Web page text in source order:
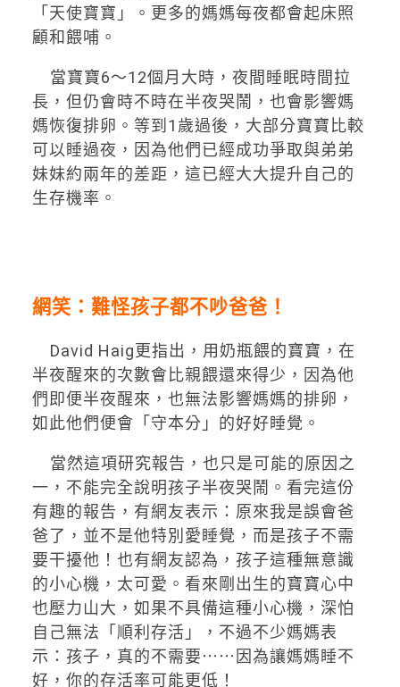
「天使寶寶」。更多的媽媽每夜都會起床照
顧和餵哺。
當寶寶6～12個月大時，夜間睡眠時間拉
長，但仍會時不時在半夜哭鬧，也會影響媽
媽恢復排卵。等到1歲過後，大部分寶寶比較
可以睡過夜，因為他們已經成功爭取與弟弟
妹妹約兩年的差距，這已經大大提升自己的
生存機率。
網笑：難怪孩子都不吵爸爸！
David Haig更指出，用奶瓶餵的寶寶，在
半夜醒來的次數會比親餵還來得少，因為他
們即便半夜醒來，也無法影響媽媽的排卵，
如此他們便會「守本分」的好好睡覺。
當然這項研究報告，也只是可能的原因之
一，不能完全說明孩子半夜哭鬧。看完這份
有趣的報告，有網友表示：原來我是誤會爸
爸了，並不是他特別愛睡覺，而是孩子不需
要干擾他！也有網友認為，孩子這種無意識
的小心機，太可愛。看來剛出生的寶寶心中
也壓力山大，如果不具備這種小心機，深怕
自己無法「順利存活」，不過不少媽媽表
示：孩子，真的不需要⋯⋯因為讓媽媽睡不
好，你的存活率可能更低！